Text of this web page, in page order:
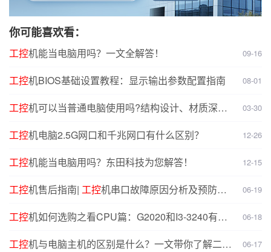
你可能喜欢看：
工控机能当电脑用吗？一文全解答！ 09-16
工控机BIOS基础设置教程：显示输出参数配置指南 08-01
工控机可以当普通电脑使用吗?结构设计、材质深度
03-30
工控机电脑2.5G网口和千兆网口有什么区别？ 12-26
工控机能当电脑用吗？东田科技为您解答！ 12-15
工控机售后指南| 工控机串口故障原因分析及预防解
06-19
工控机如何选购之看CPU篇：G2020和I3-3240有什
06-18
工控机与电脑主机的区别是什么？一文带你了解二者
06-17